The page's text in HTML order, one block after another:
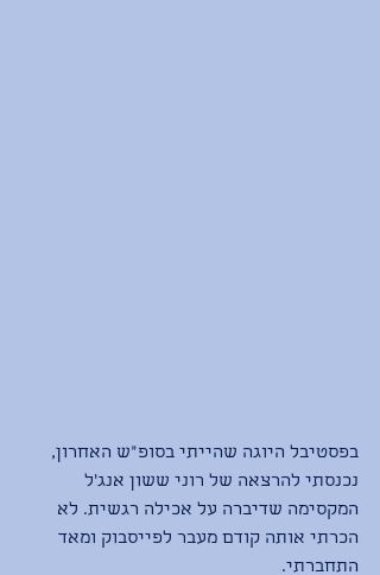
בפסטיבל היוגה שהייתי בסופ"ש האחרון,
נכנסתי להרצאה של רוני ששון אנג׳ל
המקסימה שדיברה על אכילה רגשית. לא
הכרתי אותה קודם מעבר לפייסבוק ומאד
התחברתי.